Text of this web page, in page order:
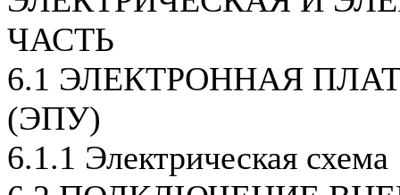
ЧАСТЬ
6.1 ЭЛЕКТРОННАЯ
(ЭПУ)
6.1.1 Электрическая схема